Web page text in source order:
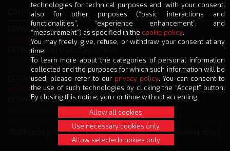
GRUPO SACMA
DEPARTAMENTO DE VENTAS
info@sacmalimbiate.it
DEPARTAMENTO DE ASISTENCIA
service@sacmalimbiate.it
spares@sacmalimbiate.it
DEPARTAMENTO DE COMPRAS
acquisti@sacmalimbiate.it
DEPARTAMENTO FINANCIERO
amministrazione@sacmalimbiate.it
Política de privacidad|Política de cookies|Canal de denuncias
Créditos
technologies for technical purposes and, with your consent,
also for other purposes (“basic interactions and
functionalities”, “experience enhancement”, and
“measurement”) as specified in the cookie policy.
You may freely give, refuse, or withdraw your consent at any
time.
To learn more about the categories of personal information
collected and the purposes for which such information will be
used, please refer to our privacy policy. You can consent to
the use of such technologies by clicking the “Accept” button.
By closing this notice, you continue without accepting.
Allow all cookies
Use necessary cookies only
Allow selected cookies only